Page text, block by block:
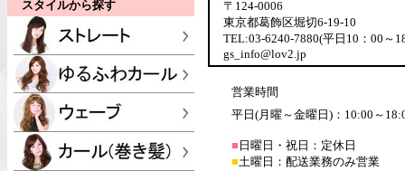
スタイルから探す
〒124-0006
東京都葛飾区堀切6-19-10
TEL:03-6240-7880(平日10：00～
gs_info@lov2.jp
営業時間
平日(月曜～金曜日)：10:00～
■ 日曜日・祝日：定休日
■土曜日：配送業務のみ営業